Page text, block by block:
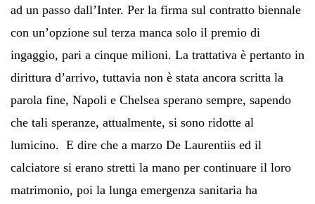
ad un passo dall’Inter. Per la firma sul contratto biennale
con un’opzione sul terza manca solo il premio di
ingaggio, pari a cinque milioni. La trattativa è pertanto in
dirittura d’arrivo, tuttavia non è stata ancora scritta la
parola fine, Napoli e Chelsea sperano sempre, sapendo
che tali speranze, attualmente, si sono ridotte al
lumicino. E dire che a marzo De Laurentiis ed il
calciatore si erano stretti la mano per continuare il loro
matrimonio, poi la lunga emergenza sanitaria ha